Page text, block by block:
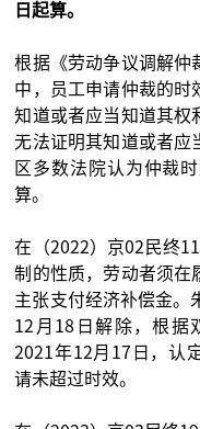
日起算。
根据《劳动争议调解仲
中，员工申请仲裁的时
知道或者应当知道其权
无法证明其知道或者应
区多数法院认为仲裁
算。
在（2022）京02民终
制的性质，劳动者须在
主张支付经济补偿金。
12月18日解除，根据
2021年12月17日，认
请未超过时效。